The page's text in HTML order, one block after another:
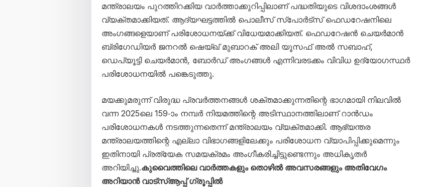
മന്ത്രാലയം പുറത്തിറക്കിയ വാർത്താക്കുറിപ്പിലാണ് പദ്ധതിയുടെ വിശദാംശങ്ങൾ
വ്യക്തമാക്കിയത്. ആദ്യഘട്ടത്തിൽ പൊലീസ് സ്പോർട്സ് ഫെഡറേഷനിലെ
അംഗങ്ങളെയാണ് പരിശോധനയ്ക്ക് വിധേയമാക്കിയത്. ഫെഡറേഷൻ ചെയർമാൻ
ബ്രിഗേഡിയർ ജനറൽ ഷെയ്ഖ് മുബാറക് അലി യൂസഫ് അൽ സബാഹ്,
ഡെപ്യൂട്ടി ചെയർമാൻ, ബോർഡ് അംഗങ്ങൾ എന്നിവരടക്കം വിവിധ ഉദ്യോഗസ്ഥർ
പരിശോധനയിൽ പങ്കെടുത്തു.
മയക്കുമരുന്ന് വിരുദ്ധ പ്രവർത്തനങ്ങൾ ശക്തമാക്കുന്നതിന്റെ ഭാഗമായി നിലവിൽ
വന്ന 2025ലെ 159-ാം നമ്പർ നിയമത്തിന്റെ അടിസ്ഥാനത്തിലാണ് റാൻഡം
പരിശോധനകൾ നടത്തുന്നതെന്ന് മന്ത്രാലയം വ്യക്തമാക്കി. ആഭ്യന്തര
മന്ത്രാലയത്തിന്റെ എല്ലാ വിഭാഗങ്ങളിലേക്കും പരിശോധന വ്യാപിപ്പിക്കുമെന്നും
ഇതിനായി പ്രത്യേക സമയക്രമം അംഗീകരിച്ചിട്ടുണ്ടെന്നും അധികൃതർ
അറിയിച്ചു.കുവൈത്തിലെ വാർത്തകളും തൊഴിൽ അവസരങ്ങളും അതിവേഗം
അറിയാൻ വാട്സ്ആപ്പ് ഗ്രൂപ്പിൽ